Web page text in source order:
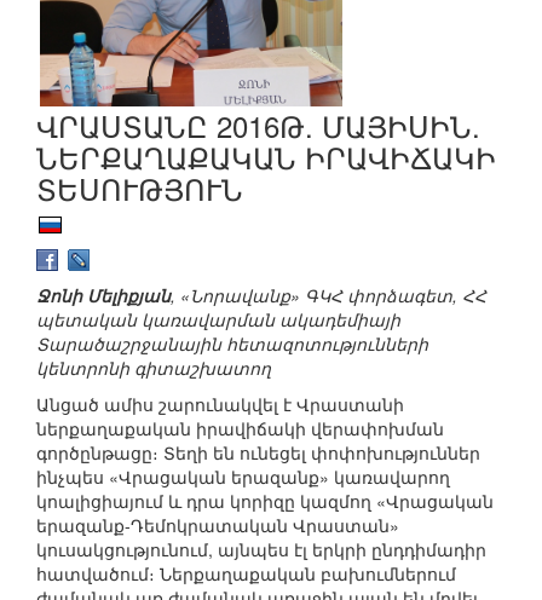
ՎՐԱՍՏԱՆԸ 2016Թ. ՄԱՅԻՍԻՆ.
ՆԵՐՔԱՂԱՔԱԿԱՆ ԻՐԱՎԻՃԱԿԻ
ՏԵՍՈՒԹՅՈՒՆ
Ջոնի Մելիքյան, «Նորավանք» ԳԿՀ փորձագետ, ՀՀ
պետական կառավարման ակադեմիայի
Տարածաշրջանային հետազոտությունների
կենտրոնի գիտաշխատող
Անցած ամիս շարունակվել է Վրաստանի
ներքաղաքական իրավիճակի վերափոխման
գործընթացը։ Տեղի են ունեցել փոփոխություններ
ինչպես «Վրացական երազանք» կառավարող
կոալիցիայում և դրա կորիզը կազմող «Վրացական
երազանք-Դեմոկրատական Վրաստան»
կուսակցությունում, այնպես էլ երկրի ընդդիմադիր
հատվածում։ Ներքաղաքական բախումներում